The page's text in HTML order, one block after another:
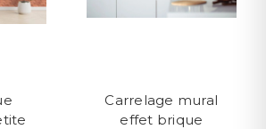
Carrelage mural
effet brique